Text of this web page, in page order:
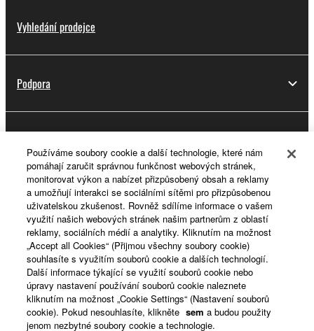
Vyhledání prodejce
Podpora
O Yamaze
Česká republika a Slovensko - Czech
Business
Používáme soubory cookie a další technologie, které nám
pomáhají zaručit správnou funkčnost webových stránek,
monitorovat výkon a nabízet přizpůsobený obsah a reklamy
a umožňují interakci se sociálními sítěmi pro přizpůsobenou
uživatelskou zkušenost. Rovněž sdílíme informace o vašem
využití našich webových stránek našim partnerům z oblastí
reklamy, sociálních médií a analytiky. Kliknutím na možnost
„Accept all Cookies“ (Přijmou všechny soubory cookie)
souhlasíte s využitím souborů cookie a dalších technologií.
Další informace týkající se využití souborů cookie nebo
úpravy nastavení používání souborů cookie naleznete
kliknutím na možnost „Cookie Settings“ (Nastavení souborů
cookie). Pokud nesouhlasíte, klikněte sem a budou použity
jenom nezbytné soubory cookie a technologie.